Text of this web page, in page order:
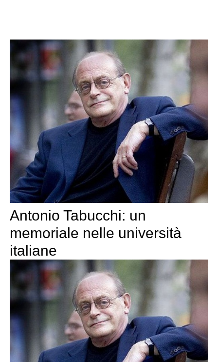
Antonio Tabucchi: un
memoriale nelle università
italiane